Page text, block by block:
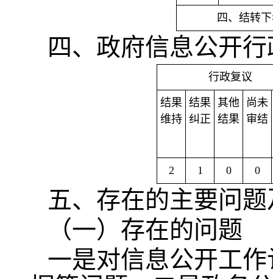
四、结转
四、政府信息公开
行政复议
结果
维持
结果
纠正
其他
结果
尚未
审结
2 1 0 0
五、存在的主要问
（一）存在的问题
一是对信息公开工